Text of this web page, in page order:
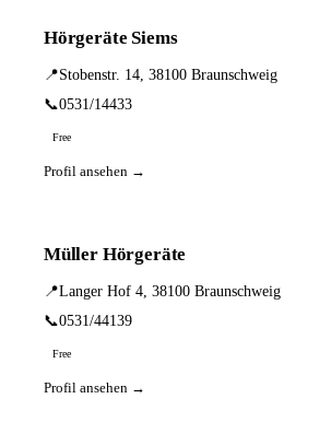
Hörgeräte Siems
📍Stobenstr. 14, 38100 Braunschweig
📞0531/14433
Free
Profil ansehen →
Müller Hörgeräte
📍Langer Hof 4, 38100 Braunschweig
📞0531/44139
Free
Profil ansehen →